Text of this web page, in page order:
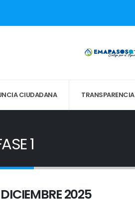
CIUDADANA TRANSPARENCIA
1
2025